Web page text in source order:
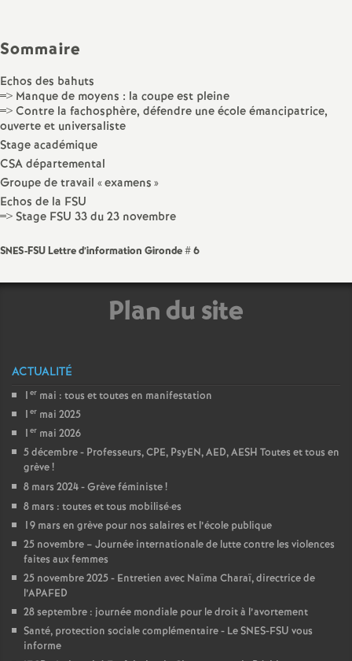
o
d
E
e
i
g
n
Sommaire
Echos des bahuts
=> Manque de moyens : la coupe est pleine
=> Contre la fachosphère, défendre une école émancipatrice,
ouverte et universaliste
Stage académique
CSA départemental
Groupe de travail «examens»
Echos de la FSU
=> Stage FSU 33 du 23 novembre
SNES-FSU Lettre d’information Gironde # 6
Plan du site
ACTUALITÉ
1 er mai : tous et toutes en manifestation
1 er mai 2025
1 er mai 2026
5 décembre - Professeurs, CPE, PsyEN, AED, AESH Toutes et tous en
grève!
8 mars 2024 - Grève féministe!
8 mars : toutes et tous mobilisé·es
19 mars en grève pour nos salaires et l’école publique
25 novembre – Journée internationale de lutte contre les violences
faites aux femmes
25 novembre 2025 - Entretien avec Naïma Charaï, directrice de
l’APAFED
28 septembre : journée mondiale pour le droit à l’avortement
Santé, protection sociale complémentaire - Le SNES-FSU vous
informe